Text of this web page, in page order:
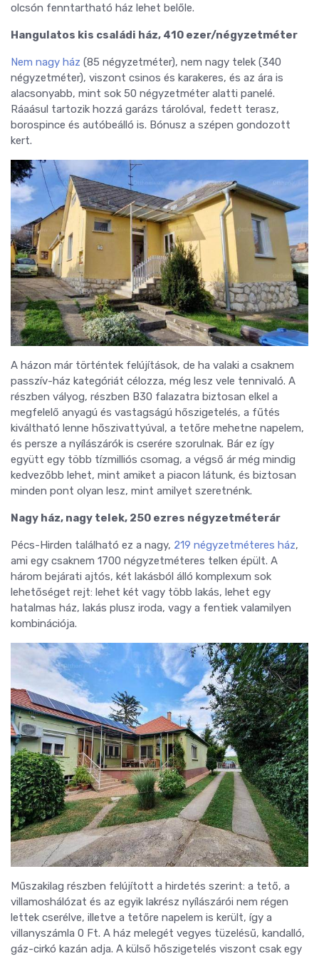
olcsón fenntartható ház lehet belőle.
Hangulatos kis családi ház, 410 ezer/négyzetméter
Nem nagy ház (85 négyzetméter), nem nagy telek (340
négyzetméter), viszont csinos és karakeres, és az ára is
alacsonyabb, mint sok 50 négyzetméter alatti panelé.
Ráaásul tartozik hozzá garázs tárolóval, fedett terasz,
borospince és autóbeálló is. Bónusz a szépen gondozott
kert.
A házon már történtek felújítások, de ha valaki a csaknem
passzív-ház kategóriát célozza, még lesz vele tennivaló. A
részben vályog, részben B30 falazatra biztosan elkel a
megfelelő anyagú és vastagságú hőszigetelés, a fűtés
kiváltható lenne hőszivattyúval, a tetőre mehetne napelem,
és persze a nyílászárók is cserére szorulnak. Bár ez így
együtt egy több tízmilliós csomag, a végső ár még mindig
kedvezőbb lehet, mint amiket a piacon látunk, és biztosan
minden pont olyan lesz, mint amilyet szeretnénk.
Nagy ház, nagy telek, 250 ezres négyzetméterár
Pécs-Hirden található ez a nagy, 219 négyzetméteres ház,
ami egy csaknem 1700 négyzetméteres telken épült. A
három bejárati ajtós, két lakásból álló komplexum sok
lehetőséget rejt: lehet két vagy több lakás, lehet egy
hatalmas ház, lakás plusz iroda, vagy a fentiek valamilyen
kombinációja.
Műszakilag részben felújított a hirdetés szerint: a tető, a
villamoshálózat és az egyik lakrész nyílászárói nem régen
lettek cserélve, illetve a tetőre napelem is került, így a
villanyszámla 0 Ft. A ház melegét vegyes tüzelésű, kandalló,
gáz-cirkó kazán adja. A külső hőszigetelés viszont csak egy